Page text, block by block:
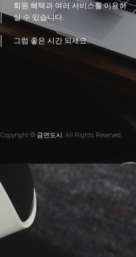
회원 혜택과 여러 서비스를 이용하
실 수 있습니다.
그럼 좋은 시간 되세요.
Copyright © 금연도시. All Rights Reserved.